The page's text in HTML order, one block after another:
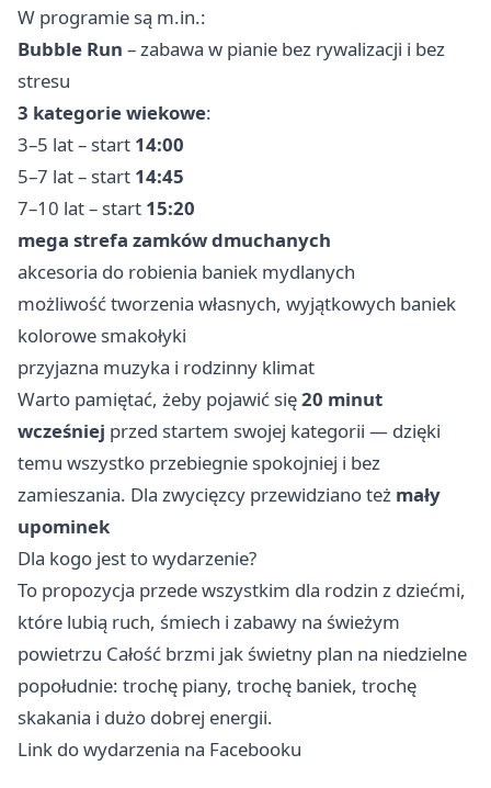
W programie są m.in.:
Bubble Run – zabawa w pianie bez rywalizacji i bez
stresu
3 kategorie wiekowe:
3–5 lat – start 14:00
5–7 lat – start 14:45
7–10 lat – start 15:20
mega strefa zamków dmuchanych
akcesoria do robienia baniek mydlanych
możliwość tworzenia własnych, wyjątkowych baniek
kolorowe smakołyki
przyjazna muzyka i rodzinny klimat
Warto pamiętać, żeby pojawić się20 minut
wcześniej przed startem swojej kategorii — dzięki
temu wszystko przebiegnie spokojniej i bez
zamieszania. Dla zwycięzcy przewidziano też mały
upominek
Dla kogo jest to wydarzenie?
To propozycja przede wszystkim dla rodzin z dziećmi,
które lubią ruch, śmiech i zabawy na świeżym
powietrzu Całość brzmi jak świetny plan na niedzielne
popołudnie: trochę piany, trochę baniek, trochę
skakania i dużo dobrej energii.
Link do wydarzenia na Facebooku